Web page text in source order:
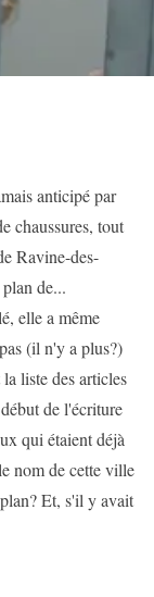
anticipé par
chaussures, tout
Ravine-des-
de...
elle a même
(il n'y a plus?)
liste des articles
de l'écriture
qui étaient déjà
nom de cette ville
Et, s'il y avait